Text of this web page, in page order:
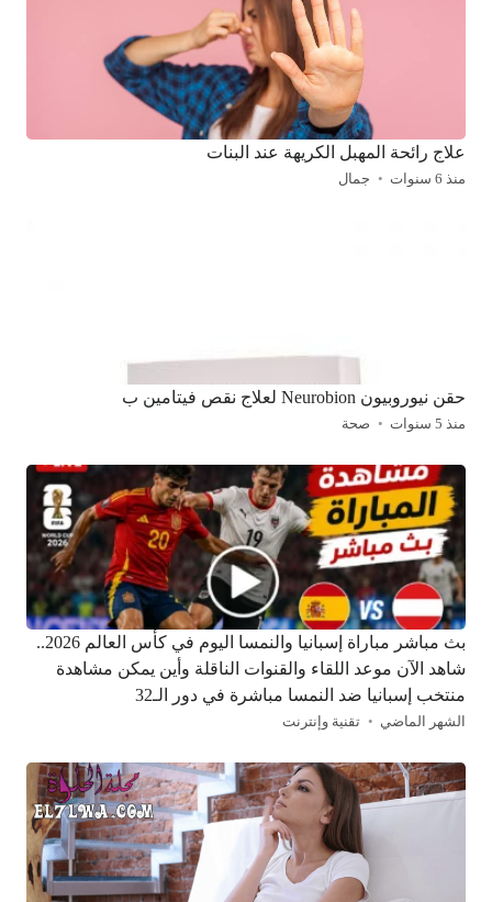
علاج رائحة المهبل الكريهة عند البنات
منذ 6 سنوات جمال
حقن نيوروبيون Neurobion لعلاج نقص فيتامين ب
منذ 5 سنوات صحة
بث مباشر مباراة إسبانيا والنمسا اليوم في كأس العالم 2026..
شاهد الآن موعد اللقاء والقنوات الناقلة وأين يمكن مشاهدة
منتخب إسبانيا ضد النمسا مباشرة في دور الـ32
الشهر الماضي تقنية وإنترنت